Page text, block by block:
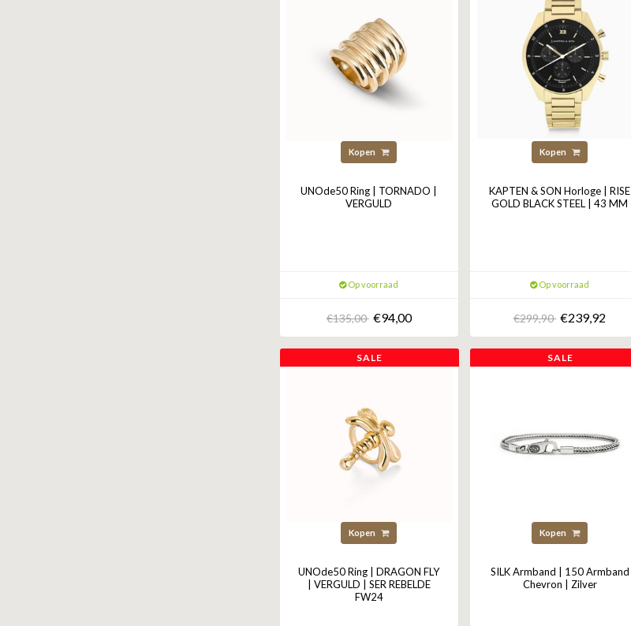
Kopen
UNOde50 Ring | TORNADO |
VERGULD
Op voorraad
€135,00 €94,00
Kopen
KAPTEN & SON Horloge | RISE
GOLD BLACK STEEL | 43 MM
Op voorraad
€299,90 €239,92
SALE
Kopen
UNOde50 Ring | DRAGON FLY
| VERGULD | SER REBELDE
FW24
SALE
Kopen
SILK Armband | 150 Armband
Chevron | Zilver